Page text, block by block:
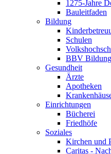
1275-Jahre
Bauleitfaden
Bildung
Schulen
BBV
Gesundheit
Ärzte
Apotheken
Einrichtungen
Bücherei
Friedhöfe
Soziales
Kirchen und
Caritas -